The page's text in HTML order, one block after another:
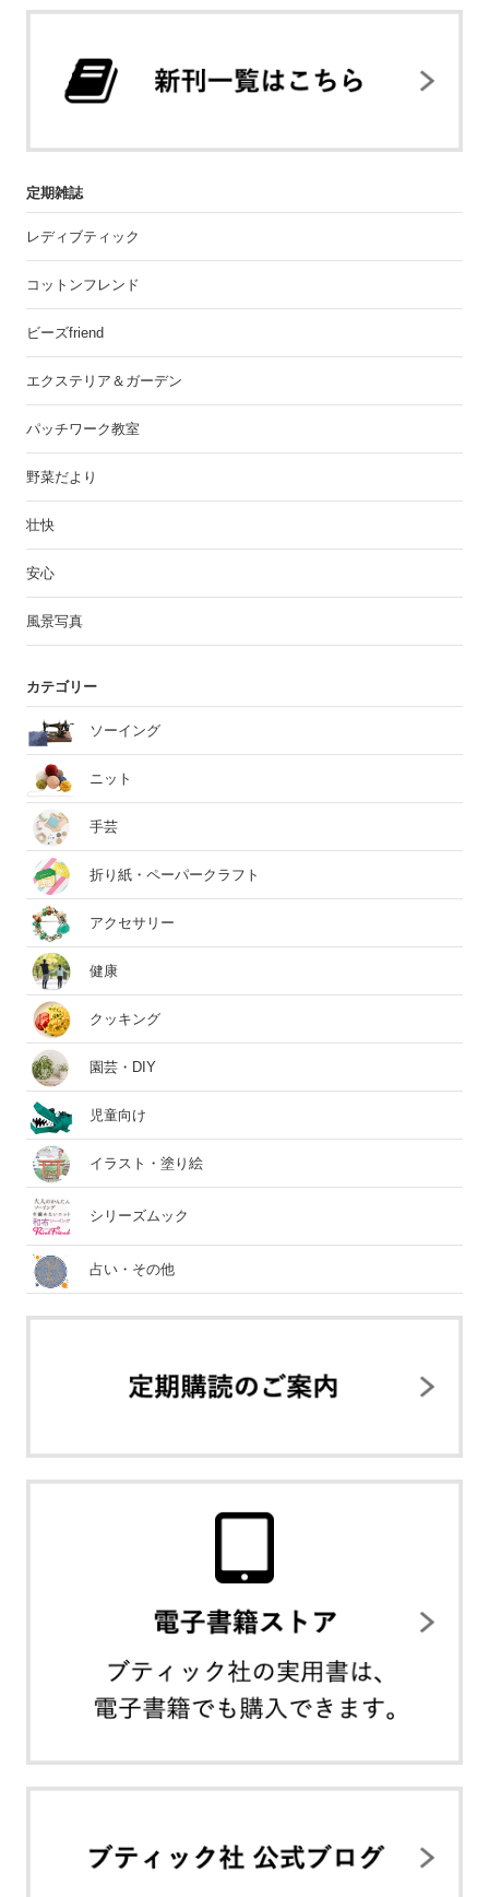
定期雑誌
レディブティック
コットンフレンド
ビーズfriend
エクステリア＆ガーデン
パッチワーク教室
野菜だより
壮快
安心
風景写真
カテゴリー
ソーイング
ニット
手芸
折り紙・ペーパークラフト
アクセサリー
健康
クッキング
園芸・DIY
児童向け
イラスト・塗り絵
シリーズムック
占い・その他